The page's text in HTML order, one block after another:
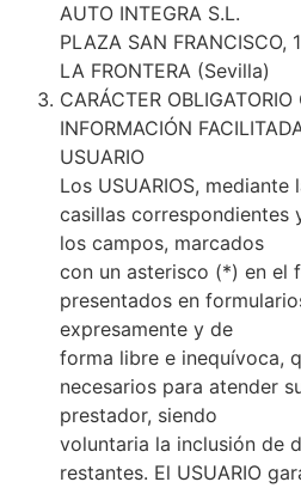
AUTO INTEGRA S.L.
PLAZA SAN FRANCISCO,
LA FRONTERA (Sevilla)
CARÁCTER
INFORMACIÓN
USUARIO
Los USUARIOS,
casillas correspondientes
los campos, marcados
con un asterisco (*) en el
presentados en
expresamente y de
forma libre e inequívoca,
necesarios para atender
prestador, siendo
voluntaria la inclusión de
restantes. El USUARIO